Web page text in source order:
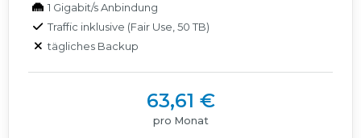
1 Gigabit/s Anbindung
Traffic inklusive (Fair Use, 50 TB)
tägliches Backup
63,61 €
pro Monat